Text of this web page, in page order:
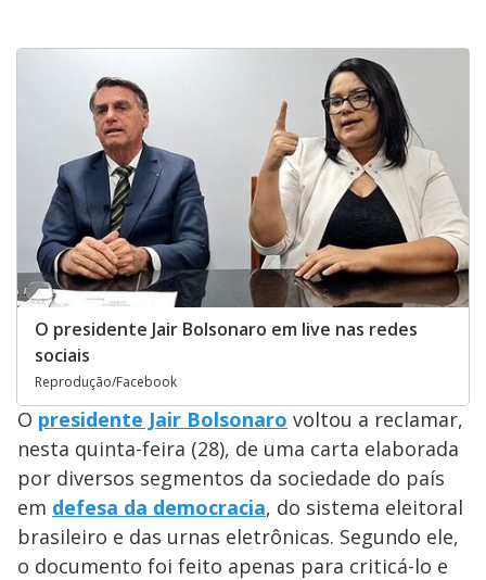
O presidente Jair Bolsonaro em live nas redes
sociais
Reprodução/Facebook
O presidente Jair Bolsonaro voltou a reclamar,
nesta quinta-feira (28), de uma carta elaborada
por diversos segmentos da sociedade do país
em defesa da democracia, do sistema eleitoral
brasileiro e das urnas eletrônicas. Segundo ele,
o documento foi feito apenas para criticá-lo e